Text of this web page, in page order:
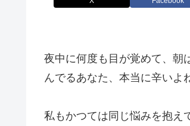
夜中に何度も目が覚めて、朝
んでるあなた、本当に辛いよ
私もかつては同じ悩みを抱え